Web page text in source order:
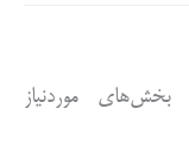
بخش‌های موردنیاز